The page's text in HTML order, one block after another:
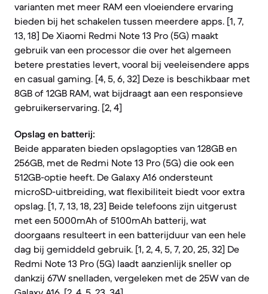
varianten met meer RAM een vloeiendere ervaring
bieden bij het schakelen tussen meerdere apps. [1, 7,
13, 18] De Xiaomi Redmi Note 13 Pro (5G) maakt
gebruik van een processor die over het algemeen
betere prestaties levert, vooral bij veeleisendere apps
en casual gaming. [4, 5, 6, 32] Deze is beschikbaar met
8GB of 12GB RAM, wat bijdraagt aan een responsieve
gebruikerservaring. [2, 4]
Opslag en batterij:
Beide apparaten bieden opslagopties van 128GB en
256GB, met de Redmi Note 13 Pro (5G) die ook een
512GB-optie heeft. De Galaxy A16 ondersteunt
microSD-uitbreiding, wat flexibiliteit biedt voor extra
opslag. [1, 7, 13, 18, 23] Beide telefoons zijn uitgerust
met een 5000mAh of 5100mAh batterij, wat
doorgaans resulteert in een batterijduur van een hele
dag bij gemiddeld gebruik. [1, 2, 4, 5, 7, 20, 25, 32] De
Redmi Note 13 Pro (5G) laadt aanzienlijk sneller op
dankzij 67W snelladen, vergeleken met de 25W van de